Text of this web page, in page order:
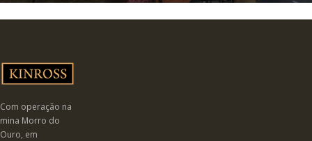
Com operação na
mina Morro do
Ouro, em